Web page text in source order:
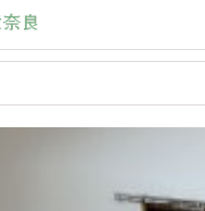
平和不動産奈良